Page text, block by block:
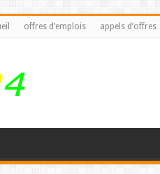
offres d’emplois appels d’offres